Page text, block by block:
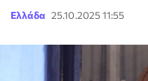
Ελλάδα 25.10.2025 11:55